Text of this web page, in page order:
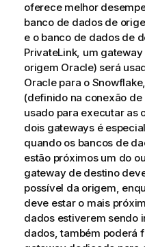
oferece melhor
banco de dados de
e o banco de dados de
PrivateLink, um
origem Oracle) será
Oracle para o
(definido na conexão
usado para executar as
dois gateways é
quando os bancos de
estão próximos um do
gateway de destino
possível da origem,
deve estar o mais
dados estiverem sendo
dados, também poderá